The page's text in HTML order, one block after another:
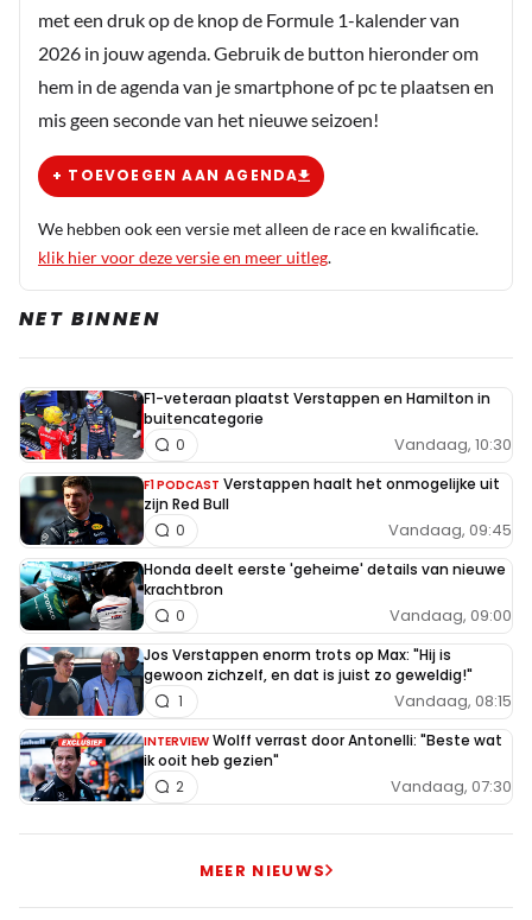
met een druk op de knop de Formule 1-kalender van
2026 in jouw agenda. Gebruik de button hieronder om
hem in de agenda van je smartphone of pc te plaatsen en
mis geen seconde van het nieuwe seizoen!
+ TOEVOEGEN AAN AGENDA
We hebben ook een versie met alleen de race en kwalificatie.
klik hier voor deze versie en meer uitleg.
NET BINNEN
F1-veteraan plaatst Verstappen en Hamilton in
buitencategorie
Vandaag, 10:30
0
F1 PODCAST Verstappen haalt het onmogelijke uit
zijn Red Bull
Vandaag, 09:45
0
Honda deelt eerste 'geheime' details van nieuwe
krachtbron
Vandaag, 09:00
0
Jos Verstappen enorm trots op Max: "Hij is
gewoon zichzelf, en dat is juist zo geweldig!"
Vandaag, 08:15
1
INTERVIEW Wolff verrast door Antonelli: "Beste wat
ik ooit heb gezien"
Vandaag, 07:30
2
MEER NIEUWS